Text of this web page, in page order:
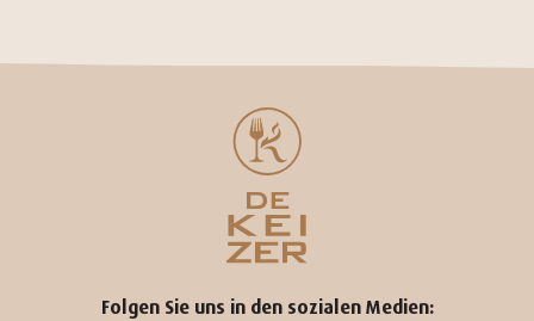
Folgen Sie uns in den sozialen Medien: